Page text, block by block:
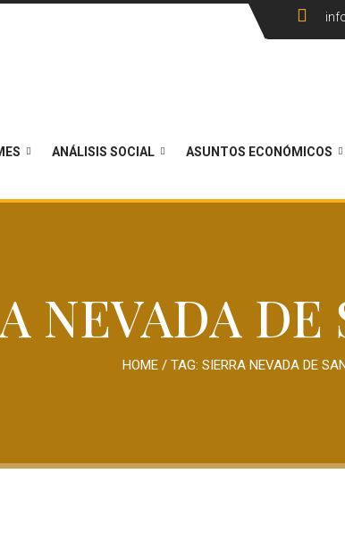
ANÁLISIS SOCIAL ASUNTOS ECONÓMICOS
NEVADA
HOME / TAG: SIERRA NEVADA DE